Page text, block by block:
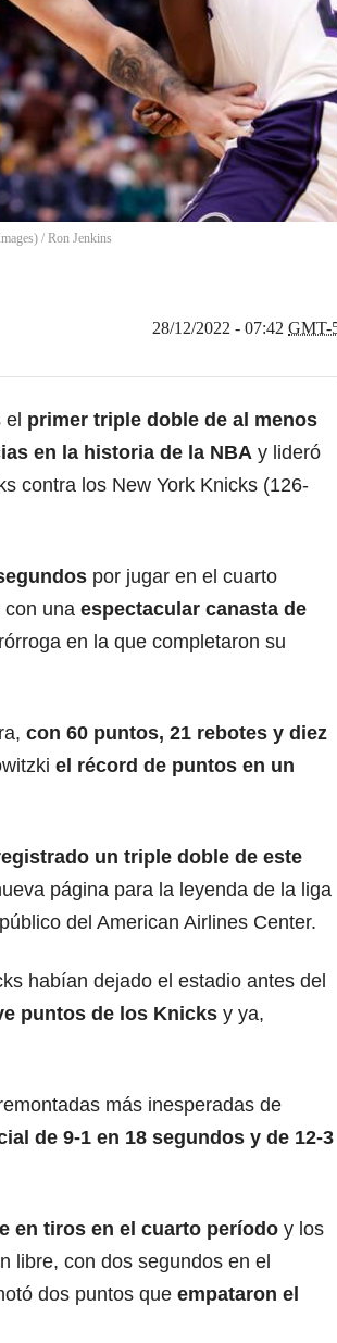
/ Ron Jenkins
28/12/2022 - 07:42 GMT-
el primer triple doble de al menos
en la historia de la NBA y lideró
contra los New York Knicks (126-
por jugar en el cuarto
una espectacular canasta de
en la que completaron su
con 60 puntos, 21 rebotes y diez
el récord de puntos en un
un triple doble de este
página para la leyenda de la liga
del American Airlines Center.
habían dejado el estadio antes del
puntos de los Knicks y ya,
más inesperadas de
de 9-1 en 18 segundos y de 12-3
en tiros en el cuarto período y los
libre, con dos segundos en el
dos puntos que empataron el